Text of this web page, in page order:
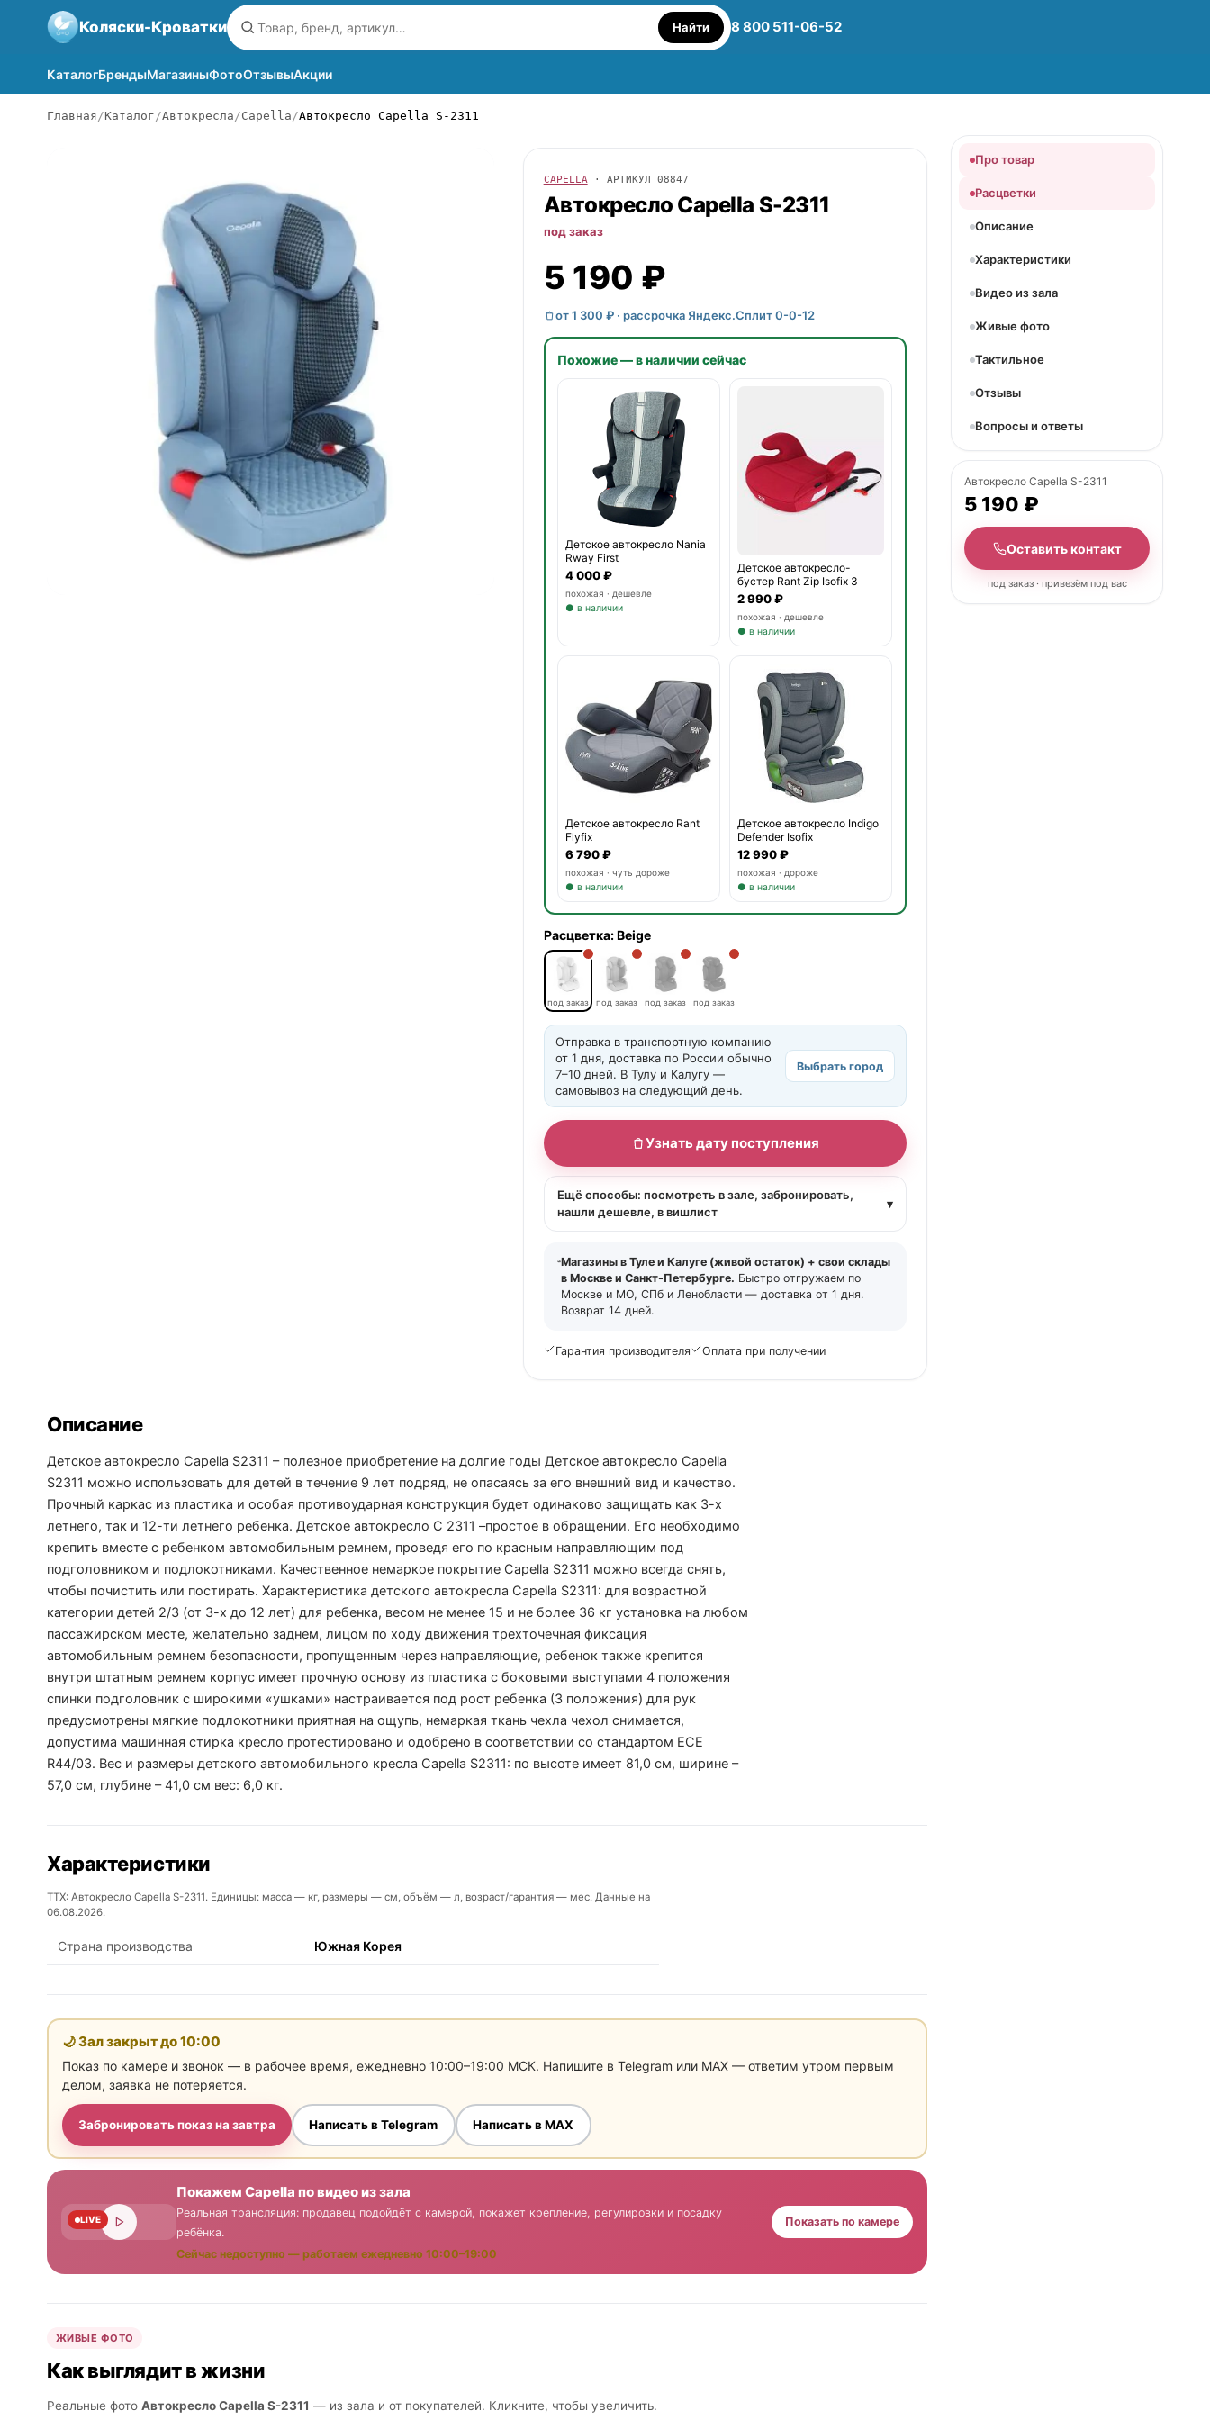
Коляски-Кроватки Найти 8 800 511-06-52
КаталогБрендыМагазиныФотоОтзывыАкции
Главная Каталог Автокресла Capella Автокресло Capella S-2311
CAPELLA· АРТИКУЛ 08847
Автокресло Capella S-2311
под заказ
5 190 ₽
от 1 300 ₽ · рассрочка Яндекс.Сплит 0-0-12
Похожие — в наличии сейчас
Детское автокресло Nania
Rway First
4 000 ₽
похожая · дешевле
● в наличии
Детское автокресло-
бустер Rant Zip Isofix 3
2 990 ₽
похожая · дешевле
● в наличии
Детское автокресло Rant
Flyfix
6 790 ₽
похожая · чуть дороже
● в наличии
Детское автокресло Indigo
Defender Isofix
12 990 ₽
похожая · дороже
● в наличии
Расцветка:Beige
под заказ под заказ под заказ под заказ
Отправка в транспортную компанию
от 1 дня, доставка по России обычно
7–10 дней. В Тулу и Калугу —
самовывоз на следующий день.
Выбрать город
Узнать дату поступления
Ещё способы: посмотреть в зале, забронировать,
нашли дешевле, в вишлист
▾
Магазины в Туле и Калуге (живой остаток) + свои склады
в Москве и Санкт-Петербурге. Быстро отгружаем по
Москве и МО, СПб и Ленобласти — доставка от 1 дня.
Возврат 14 дней.
Гарантия производителя Оплата при получении
Описание
Детское автокресло Capella S2311 – полезное приобретение на долгие годы Детское автокресло Capella
S2311 можно использовать для детей в течение 9 лет подряд, не опасаясь за его внешний вид и качество.
Прочный каркас из пластика и особая противоударная конструкция будет одинаково защищать как 3-х
летнего, так и 12-ти летнего ребенка. Детское автокресло С 2311 –простое в обращении. Его необходимо
крепить вместе с ребенком автомобильным ремнем, проведя его по красным направляющим под
подголовником и подлокотниками. Качественное немаркое покрытие Capella S2311 можно всегда снять,
чтобы почистить или постирать. Характеристика детского автокресла Capella S2311: для возрастной
категории детей 2/3 (от 3-х до 12 лет) для ребенка, весом не менее 15 и не более 36 кг установка на любом
пассажирском месте, желательно заднем, лицом по ходу движения трехточечная фиксация
автомобильным ремнем безопасности, пропущенным через направляющие, ребенок также крепится
внутри штатным ремнем корпус имеет прочную основу из пластика с боковыми выступами 4 положения
спинки подголовник с широкими «ушками» настраивается под рост ребенка (3 положения) для рук
предусмотрены мягкие подлокотники приятная на ощупь, немаркая ткань чехла чехол снимается,
допустима машинная стирка кресло протестировано и одобрено в соответствии со стандартом ECE
R44/03. Вес и размеры детского автомобильного кресла Capella S2311: по высоте имеет 81,0 см, ширине –
57,0 см, глубине – 41,0 см вес: 6,0 кг.
Характеристики
ТТХ: Автокресло Capella S-2311. Единицы: масса — кг, размеры — см, объём — л, возраст/гарантия — мес. Данные на
06.08.2026.
Страна производства Южная Корея
🌙 Зал закрыт до10:00
Показ по камере и звонок — в рабочее время, ежедневно 10:00–19:00 МСК. Напишите в Telegram или MAX — ответим утром первым
делом, заявка не потеряется.
Забронировать показ на завтра Написать в Telegram Написать в MAX
LIVE
Покажем Capella по видео из зала
Реальная трансляция: продавец подойдёт с камерой, покажет крепление, регулировки и посадку
ребёнка.
Сейчас недоступно — работаем ежедневно 10:00–19:00
Показать по камере
ЖИВЫЕ ФОТО
Как выглядит в жизни
Реальные фото Автокресло Capella S-2311 — из зала и от покупателей. Кликните, чтобы увеличить.
Про товар
Расцветки
Описание
Характеристики
Видео из зала
Живые фото
Тактильное
Отзывы
Вопросы и ответы
Автокресло Capella S-2311
5 190 ₽
Оставить контакт
под заказ · привезём под вас